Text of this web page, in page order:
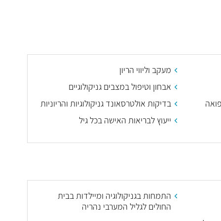
מעקב וליווי הריון
אבחון וטיפול במצבים גניקולוגיים
בדיקות אולטרסאונד גניקולוגיות והריוניות
ייעוץ לבריאות האישה בכל גיל
התמחות בגניקולוגיה ומיילדות בבית
החולים לגליל המערבי נהריה